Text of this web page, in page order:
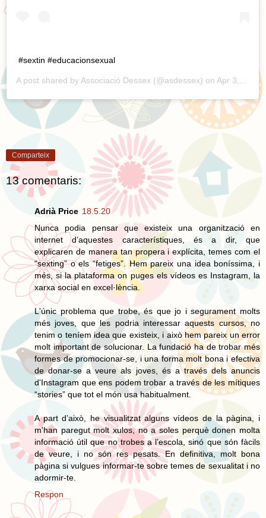
#sextin #educacionsexual
A post shared by Associació Dessex (@asdessex) on Apr 3, 2020 at 7:55am PDT
Comparteix
13 comentaris:
Adrià Price 18.5.20
Nunca podia pensar que existeix una organització en
internet d’aquestes característiques, és a dir, que
explicaren de manera tan propera i explícita, temes com el
“sexting” o els “fetiges”. Hem pareix una idea boníssima, i
més, si la plataforma on puges els vídeos es Instagram, la
xarxa social en excel·lència.
L'únic problema que trobe, és que jo i segurament molts
més joves, que les podria interessar aquests cursos, no
tenim o teníem idea que existeix, i això hem pareix un error
molt important de solucionar. La fundació ha de trobar més
formes de promocionar-se, i una forma molt bona i efectiva
de donar-se a veure als joves, és a través dels anuncis
d'Instagram que ens podem trobar a través de les mítiques
“stories” que tot el món usa habitualment.
A part d’això, he visualitzat alguns vídeos de la pàgina, i
m'han paregut molt xulos, no a soles perquè donen molta
informació útil que no trobes a l’escola, sinó que són fàcils
de veure, i no són res pesats. En definitiva, molt bona
pàgina si vulgues informar-te sobre temes de sexualitat i no
adormir-te.
Respon